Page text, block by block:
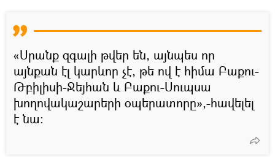
«Սրանք զգալի թվեր են, այնպես որ
այնքան էլ կարևոր չէ, թե ով է հիմա Բաքու-
Թբիլիսի-Ջեյհան և Բաքու-Սուպսա
խողովակաշարերի օպերատորը»,-հավելել
է նա: